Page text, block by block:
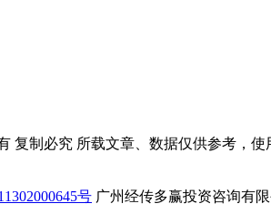
复制必究 所载文章、数据仅供参考
号 广州经传多赢投资咨询有